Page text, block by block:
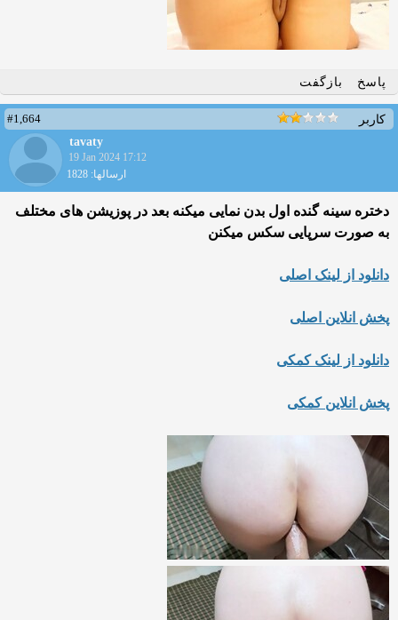
پاسخ بازگفت
کاربر
#1,664
tavaty
19 Jan 2024 17:12
ارسالها: 1828
دختره سینه گنده اول بدن نمایی میکنه بعد در پوزیشن های مختلف
به صورت سرپایی سکس میکنن
دانلود از لینک اصلی
پخش انلاین اصلی
دانلود از لینک کمکی
پخش انلاین کمکی